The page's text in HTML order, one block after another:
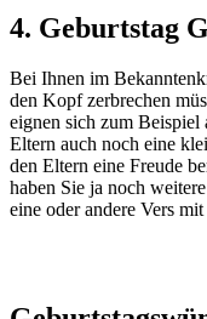
4. Geburtstag
Bei Ihnen im
den Kopf zerbrechen
eignen sich zum
Eltern auch noch eine
den Eltern eine Freude
haben Sie ja noch
eine oder andere Vers